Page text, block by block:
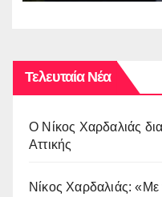
Καταστροφή –
Τελευταία Νέα
O Νίκος Χαρδαλιάς
Αττικής
Νίκος Χαρδαλιάς: